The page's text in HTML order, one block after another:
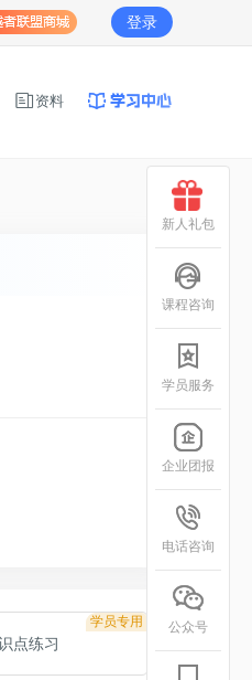
登录
资料
学员专用
点练习
新人礼包
课程咨询
学员服务
企业团报
电话咨询
公众号